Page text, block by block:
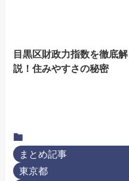
目黒区財政力指数を徹底解
説！住みやすさの秘密
まとめ記事
東京都